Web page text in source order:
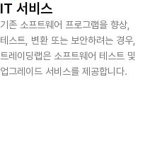
IT 서비스
기존 소프트웨어 프로그램을 향상,
테스트, 변환 또는 보안하려는 경우,
트레이딩랩은 소프트웨어 테스트 및
업그레이드 서비스를 제공합니다.